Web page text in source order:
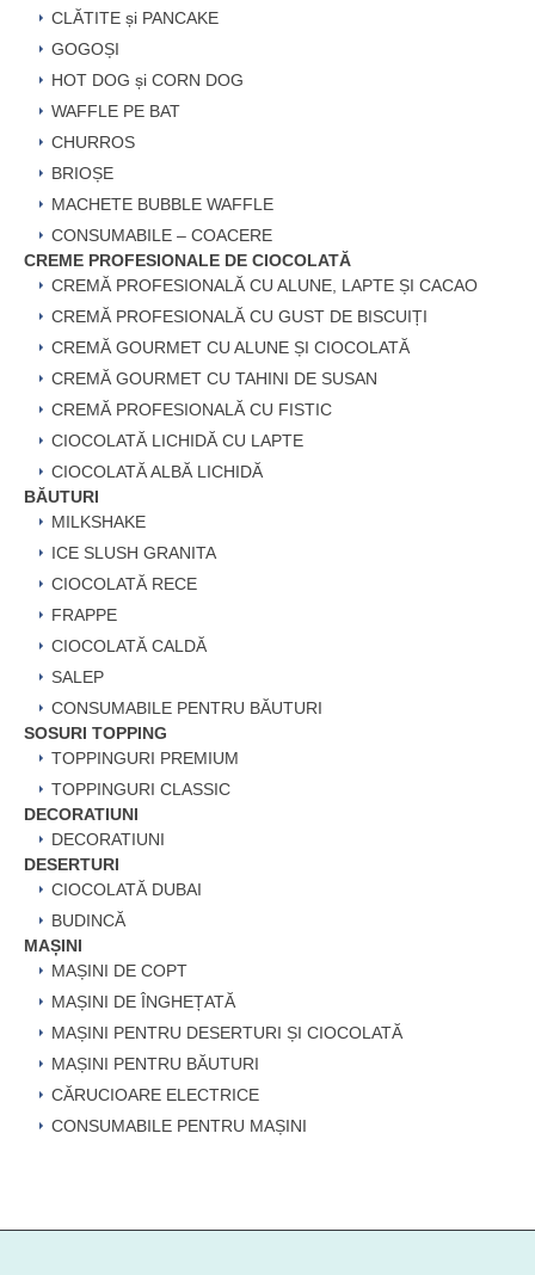
CLĂTITE și PANCAKE
GOGOȘI
HOT DOG și CORN DOG
WAFFLE PE BAT
CHURROS
BRIOȘE
MACHETE BUBBLE WAFFLE
CONSUMABILE – COACERE
CREME PROFESIONALE DE CIOCOLATĂ
CREMĂ PROFESIONALĂ CU ALUNE, LAPTE ȘI CACAO
CREMĂ PROFESIONALĂ CU GUST DE BISCUIȚI
CREMĂ GOURMET CU ALUNE ȘI CIOCOLATĂ
CREMĂ GOURMET CU TAHINI DE SUSAN
CREMĂ PROFESIONALĂ CU FISTIC
CIOCOLATĂ LICHIDĂ CU LAPTE
CIOCOLATĂ ALBĂ LICHIDĂ
BĂUTURI
MILKSHAKE
ICE SLUSH GRANITA
CIOCOLATĂ RECE
FRAPPE
CIOCOLATĂ CALDĂ
SALEP
CONSUMABILE PENTRU BĂUTURI
SOSURI TOPPING
TOPPINGURI PREMIUM
TOPPINGURI CLASSIC
DECORATIUNI
DECORATIUNI
DESERTURI
CIOCOLATĂ DUBAI
BUDINCĂ
MAȘINI
MAȘINI DE COPT
MAȘINI DE ÎNGHEȚATĂ
MAȘINI PENTRU DESERTURI ȘI CIOCOLATĂ
MAȘINI PENTRU BĂUTURI
CĂRUCIOARE ELECTRICE
CONSUMABILE PENTRU MAȘINI